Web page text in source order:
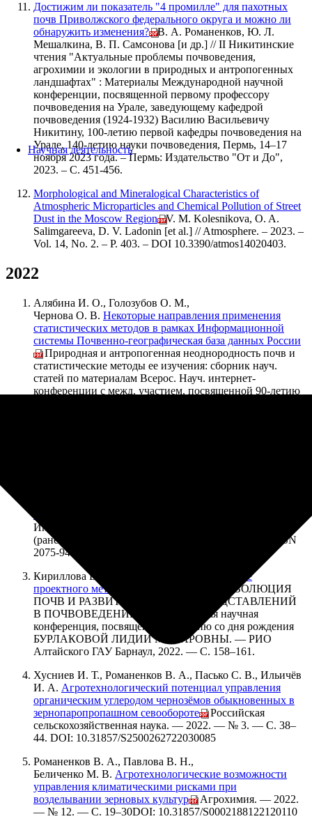
Научная деятельность
Достижим ли показатель "4 промилле" для пахотных
почв Приволжского федерального округа и можно ли
обнаружить изменения?/ В. А. Романенков, Ю. Л.
Мешалкина, В. П. Самсонова [и др.] // II Никитинские
чтения "Актуальные проблемы почвоведения,
агрохимии и экологии в природных и антропогенных
ландшафтах" : Материалы Международной научной
конференции, посвященной первому профессору
почвоведения на Урале, заведующему кафедрой
почвоведения (1924-1932) Василию Васильевичу
Никитину, 100-летию первой кафедры почвоведения на
Урале, 140-летию науки почвоведения, Пермь, 14–17
ноября 2023 года. – Пермь: Издательство "От и До",
2023. – С. 451-456.
Morphological and Mineralogical Characteristics of
Atmospheric Microparticles and Chemical Pollution of Street
Dust in the Moscow Region/ V. M. Kolesnikova, O. A.
Salimgareeva, D. V. Ladonin [et al.] // Atmosphere. – 2023. –
Vol. 14, No. 2. – P. 403. – DOI 10.3390/atmos14020403.
2022
Алябина И. О., Голозубов О. М.,
Чернова О. В. Некоторые направления применения
статистических методов в рамках Информационной
системы Почвенно-географическая база данных России
// Природная и антропогенная неоднородность почв и
статистические методы ее изучения: сборник науч.
статей по материалам Всерос. Науч. интернет-
конференции с межд. участием, посвященной 90-летию
Интеллектуальные системы. Теория и приложения
(ранее: Интеллектуальные системы по 2014, № 2, ISSN
2075-9460). — 2022. — Т. 26, № 1. — С. 139–144.
Кириллова В. А., Алябина И. О.
Применение
проектного метода для изучения ГИС
// ЭВОЛЮЦИЯ
ПОЧВ И РАЗВИТИЕ НАУЧНЫХ ПРЕДСТАВЛЕНИЙ
В ПОЧВОВЕДЕНИИ Международная научная
конференция, посвященная 90-летию со дня рождения
БУРЛАКОВОЙ ЛИДИИ МАКАРОВНЫ. — РИО
Алтайского ГАУ Барнаул, 2022. — С. 158–161.
Хусниев И. Т., Романенков В. А., Пасько С. В., Ильичёв
И. А. Агротехнологический потенциал управления
органическим углеродом чернозёмов обыкновенных в
зернопаропропашном севообороте// Российская
сельскохозяйственная наука. — 2022. — № 3. — С. 38–
44. DOI: 10.31857/S2500262722030085
Романенков В. А., Павлова В. Н.,
Беличенко М. В. Агротехнологические возможности
управления климатическими рисками при
возделывании зерновых культур// Агрохимия. — 2022.
— № 12. — С. 19–30DOI: 10.31857/S0002188122120110